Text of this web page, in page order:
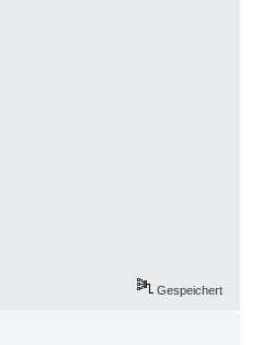
Gespeichert